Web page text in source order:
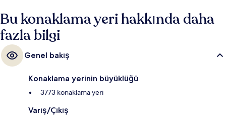
Bu konaklama yeri hakkında daha
fazla bilgi
Genel bakış
Konaklama yerinin büyüklüğü
3773 konaklama yeri
Varış/Çıkış